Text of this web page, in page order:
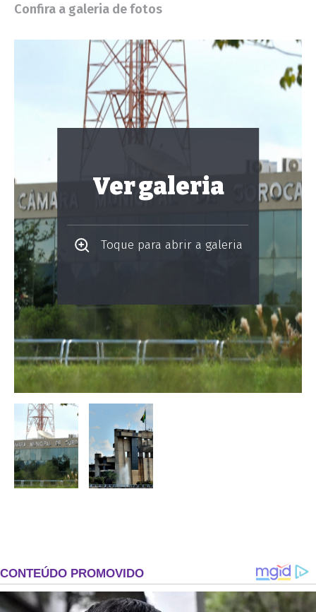
Confira a galeria de fotos
Ver galeria
Toque para abrir a galeria